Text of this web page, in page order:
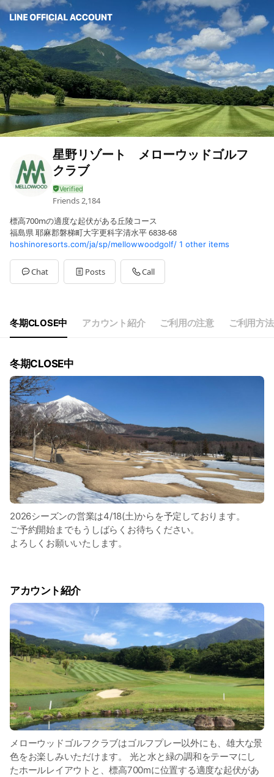
星野リゾート メローウッドゴルフ
クラブ
Friends2,184
標高700mの適度な起伏がある丘陵コース
福島県 耶麻郡磐梯町大字更科字清水平 6838-68
hoshinoresorts.com/ja/sp/mellowwoodgolf/ 1 other items
Chat Posts Call
冬期CLOSE中 アカウント紹介 ご利用の注意 ご利用方法
冬期CLOSE中
2026シーズンの営業は4/18(土)からを予定しております。
ご予約開始までもうしばらくお待ちください。
よろしくお願いいたします。
アカウント紹介
メローウッドゴルフクラブはゴルフプレー以外にも、雄大な景
色をお楽しみいただけます。 光と水と緑の調和をテーマにし
たホールレイアウトと、標高700mに位置する適度な起伏があ